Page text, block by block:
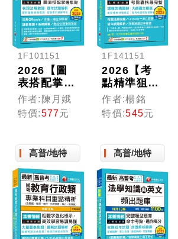
1F101151
2026【圖
表搭配掌握
焦點】勞資
關係(含概
要)〔十五
考／地方特
考／各類特
考）
作者:陳月娥
特價:577元
1F141151
2026【考
點精準狙擊
無遺漏】國
考大師教你
看圖學會行
版〕（高普
考、地方特
考、國民營
考試
作者:楊銘
特價:545元
高普/地特 高普/地特